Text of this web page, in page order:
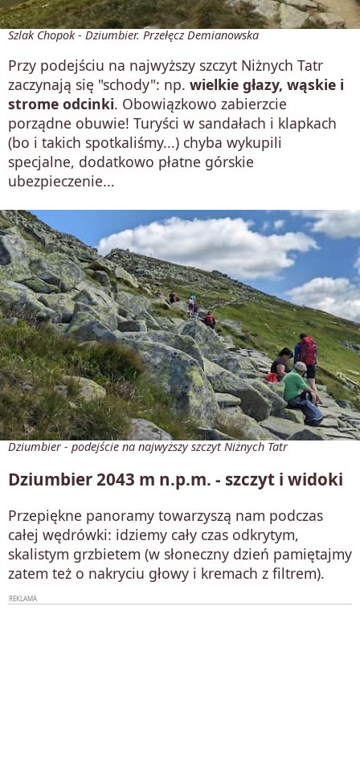
Szlak Chopok - Dziumbier. Przełęcz Demianowska
Przy podejściu na najwyższy szczyt Niżnych Tatr
zaczynają się "schody": np. wielkie głazy, wąskie i
strome odcinki. Obowiązkowo zabierzcie
porządne obuwie! Turyści w sandałach i klapkach
(bo i takich spotkaliśmy...) chyba wykupili
specjalne, dodatkowo płatne górskie
ubezpieczenie...
Dziumbier - podejście na najwyższy szczyt Niżnych Tatr
Dziumbier 2043 m n.p.m. - szczyt i widoki
Przepiękne panoramy towarzyszą nam podczas
całej wędrówki: idziemy cały czas odkrytym,
skalistym grzbietem (w słoneczny dzień pamiętajmy
zatem też o nakryciu głowy i kremach z filtrem).